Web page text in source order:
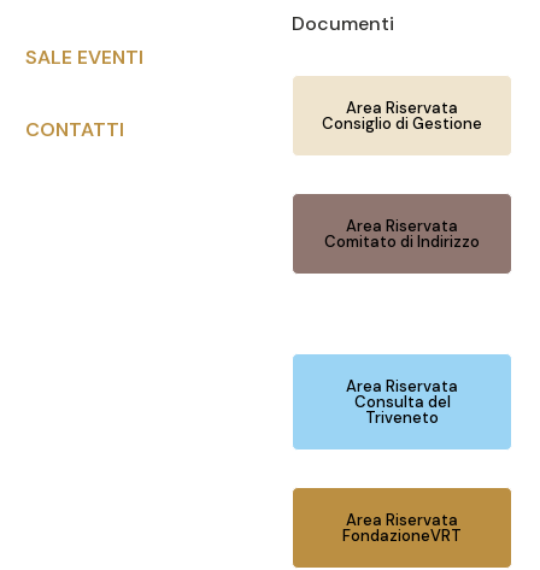
SALE EVENTI
CONTATTI
Documenti
Area Riservata
Consiglio di Gestione
Area Riservata
Comitato di Indirizzo
Area Riservata
Consulta del
Triveneto
Area Riservata
FondazioneVRT